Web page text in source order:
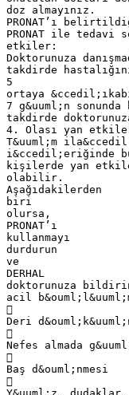
doz almayınız.
PRONAT’ı
PRONAT ile tedavi
etkiler:
Doktorunuza
takdirde
5
ortaya
7 g&uuml;n
takdirde
4. Olası yan
T&uuml;m
i&ccedil;eriğinde
kişilerde yan
olabilir.
Aşağıdakilerden
biri
olursa,
PRONAT’ı
kullanmayı
durdurun
ve
DERHAL
doktorunuza
acil

Deri

Nefes almada

Baş d&ouml;nmesi
